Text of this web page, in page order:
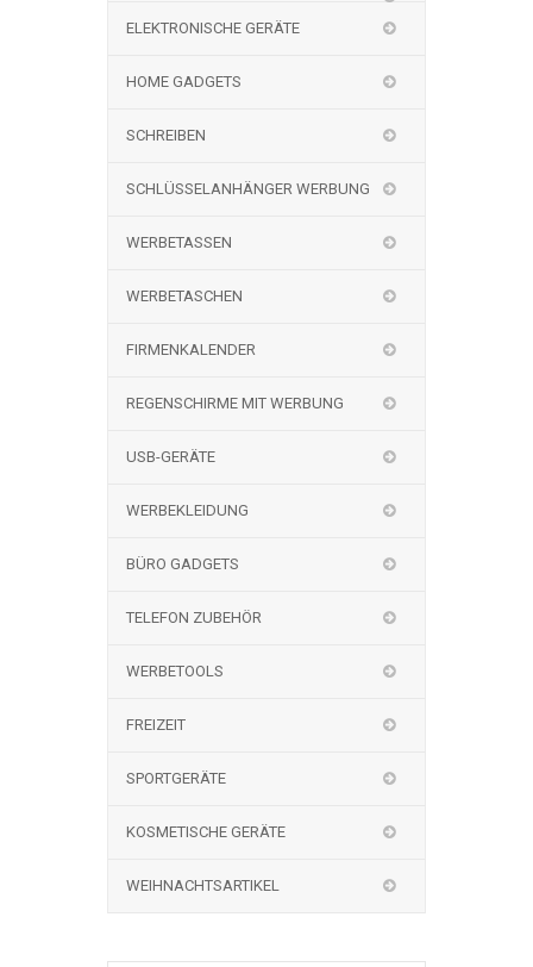
ELEKTRONISCHE GERÄTE
HOME GADGETS
SCHREIBEN
SCHLÜSSELANHÄNGER WERBUNG
WERBETASSEN
WERBETASCHEN
FIRMENKALENDER
REGENSCHIRME MIT WERBUNG
USB-GERÄTE
WERBEKLEIDUNG
BÜRO GADGETS
TELEFON ZUBEHÖR
WERBETOOLS
FREIZEIT
SPORTGERÄTE
KOSMETISCHE GERÄTE
WEIHNACHTSARTIKEL